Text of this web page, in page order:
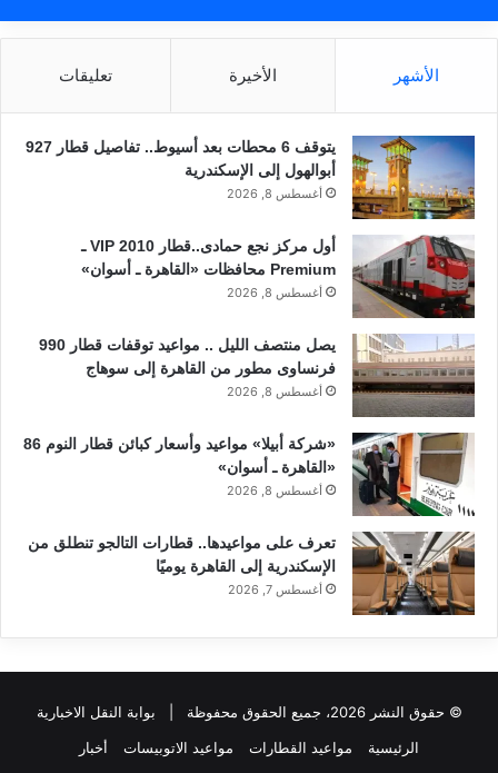
الأشهر الأخيرة تعليقات
يتوقف 6 محطات بعد أسيوط.. تفاصيل قطار 927
أبوالهول إلى الإسكندرية
أغسطس 8, 2026
أول مركز نجع حمادى..قطار 2010 VIP ـ
Premium محافظات «القاهرة ـ أسوان»
أغسطس 8, 2026
يصل منتصف الليل .. مواعيد توقفات قطار 990
فرنساوى مطور من القاهرة إلى سوهاج
أغسطس 8, 2026
«شركة أبيلا» مواعيد وأسعار كبائن قطار النوم 86
«القاهرة ـ أسوان»
أغسطس 8, 2026
تعرف على مواعيدها.. قطارات التالجو تنطلق من
الإسكندرية إلى القاهرة يوميًا
أغسطس 7, 2026
© حقوق النشر 2026، جميع الحقوق محفوظة |
بوابة النقل الاخبارية
الرئيسية
مواعيد القطارات مواعيد الاتوبيسات أخبار